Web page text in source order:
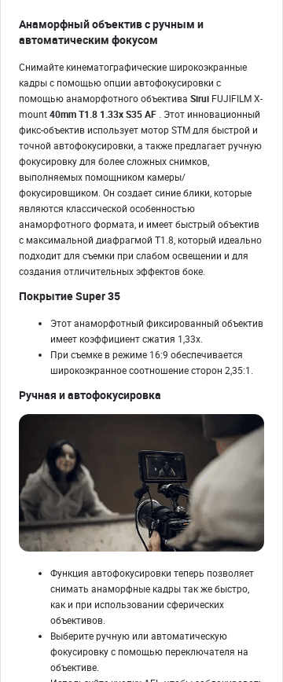
Анаморфный объектив с ручным и
автоматическим фокусом
Снимайте кинематографические широкоэкранные
кадры с помощью опции автофокусировки с
помощью анаморфотного объектива Sirui FUJIFILM X-
mount40mm T1.8 1.33x S35 AF . Этот инновационный
фикс-объектив использует мотор STM для быстрой и
точной автофокусировки, а также предлагает ручную
фокусировку для более сложных снимков,
выполняемых помощником камеры/
фокусировщиком. Он создает синие блики, которые
являются классической особенностью
анаморфотного формата, и имеет быстрый объектив
с максимальной диафрагмой T1.8, который идеально
подходит для съемки при слабом освещении и для
создания отличительных эффектов боке.
Покрытие Super 35
Этот анаморфотный фиксированный объектив
имеет коэффициент сжатия 1,33x.
При съемке в режиме 16:9 обеспечивается
широкоэкранное соотношение сторон 2,35:1.
Ручная и автофокусировка
Функция автофокусировки теперь позволяет
снимать анаморфные кадры так же быстро,
как и при использовании сферических
объективов.
Выберите ручную или автоматическую
фокусировку с помощью переключателя на
объективе.